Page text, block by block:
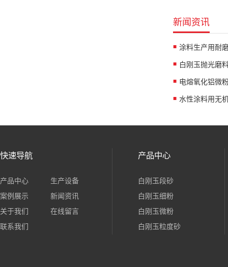
新闻资讯
涂料生产用耐
白刚玉抛光磨
水性涂料用无
快速导航
产品中心
生产设备
案例展示
新闻资讯
关于我们
在线留言
联系我们
产品中心
白刚玉段砂
白刚玉细粉
白刚玉微粉
白刚玉粒度砂